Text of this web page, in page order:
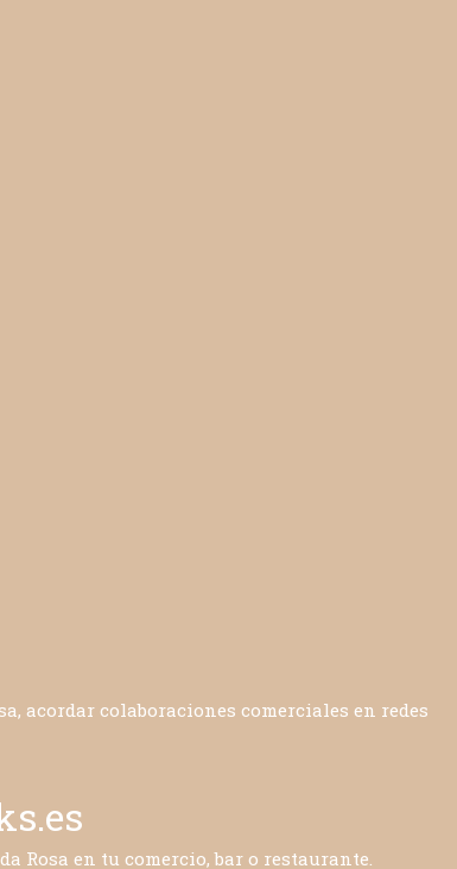
acordar colaboraciones comerciales en redes
Rosa en tu comercio, bar o restaurante.